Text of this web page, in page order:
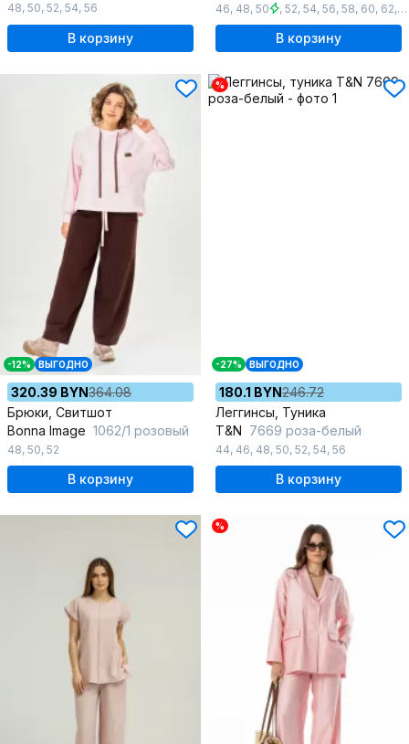
48, 50, 52, 54, 56
В корзину
46, 48, 50 , 52, 54, 56, 58, 60, 62,
В корзину
-12% ВЫГОДНО
320.39 BYN364.08
Брюки, Свитшот
Bonna Image 1062/1 розовый
48, 50, 52
В корзину
%
-27% ВЫГОДНО
180.1 BYN246.72
Леггинсы, Туника
T&N 7669 роза-белый
44, 46, 48, 50, 52, 54, 56
В корзину
%